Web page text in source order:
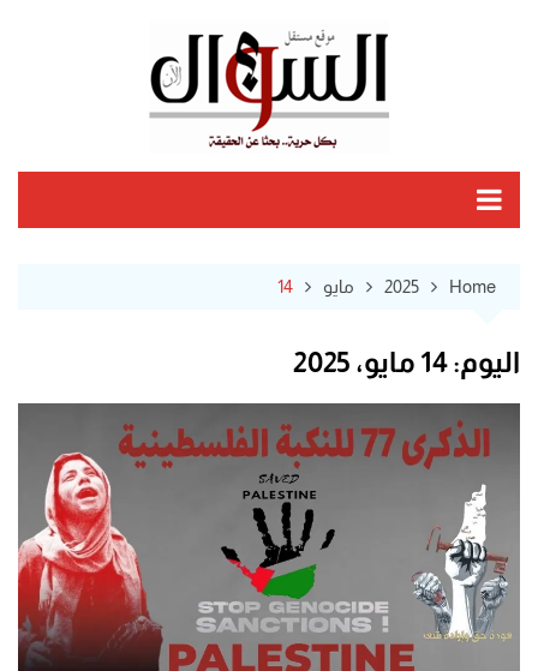
Home
2025 مايو 14
اليوم:14 مايو، 2025